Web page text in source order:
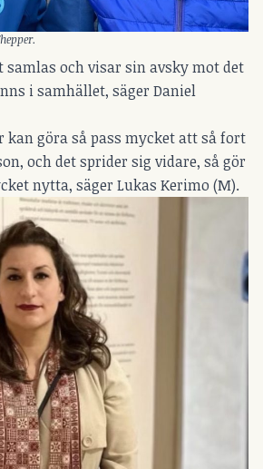
och visar sin avsky mot det
i samhället, säger Daniel
kan göra så pass mycket att så fort
och det sprider sig vidare, så gör
nytta, säger Lukas Kerimo (M).